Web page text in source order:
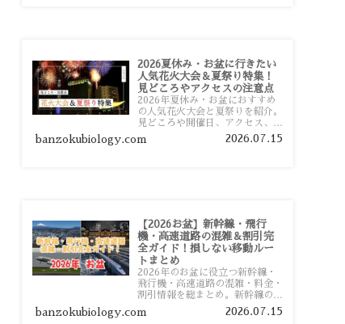
2026夏休み・お盆に行きたい
人気花火大会＆夏祭り特集！
見どころやアクセスの注意点
2026年夏休み・お盆におすすめ
の人気花火大会と夏祭りを紹介。
見どころや開催日、アクセス、混
雑対策、旅行前に知っておきたい
注意点をわかりやすく解説しま
banzokubiology.com 2026.07.15
【2026お盆】新幹線・飛行
機・高速道路の混雑＆割引完
全ガイド！損しない移動ルー
トまとめ
2026年のお盆に役立つ新幹線・
飛行機・高速道路の混雑・料金・
割引情報を総まとめ。新幹線の予
約や最繁忙期料金、飛行機を安く
予約するコツ、高速道路の休日割
banzokubiology.com 2026.07.15